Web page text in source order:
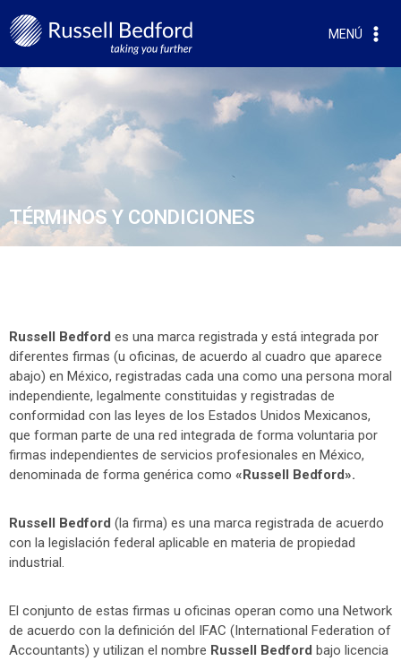
MENÚ
TÉRMINOS Y CONDICIONES
Russell Bedford es una marca registrada y está integrada por
diferentes firmas (u oficinas, de acuerdo al cuadro que aparece
abajo) en México, registradas cada una como una persona moral
independiente, legalmente constituidas y registradas de
conformidad con las leyes de los Estados Unidos Mexicanos,
que forman parte de una red integrada de forma voluntaria por
firmas independientes de servicios profesionales en México,
denominada de forma genérica como «Russell Bedford».
Russell Bedford (la firma) es una marca registrada de acuerdo
con la legislación federal aplicable en materia de propiedad
industrial.
El conjunto de estas firmas u oficinas operan como una Network
de acuerdo con la definición del IFAC (International Federation of
Accountants) y utilizan el nombre Russell Bedford bajo licencia